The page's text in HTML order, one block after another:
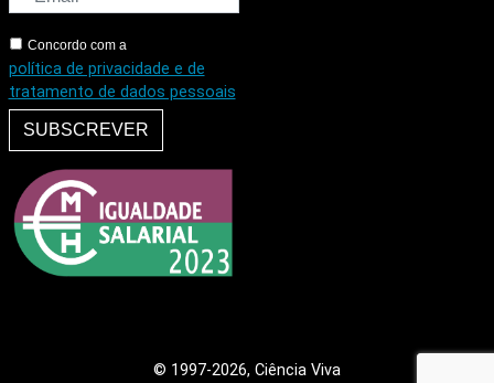
Concordo com a
política de privacidade e de
tratamento de dados pessoais
SUBSCREVER
© 1997-2026, Ciência Viva